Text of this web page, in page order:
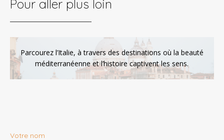
Pour aller plus loin
Parcourez l’Italie, à travers des destinations où la beauté
méditerranéenne et l’histoire captivent les sens.
Votre nom